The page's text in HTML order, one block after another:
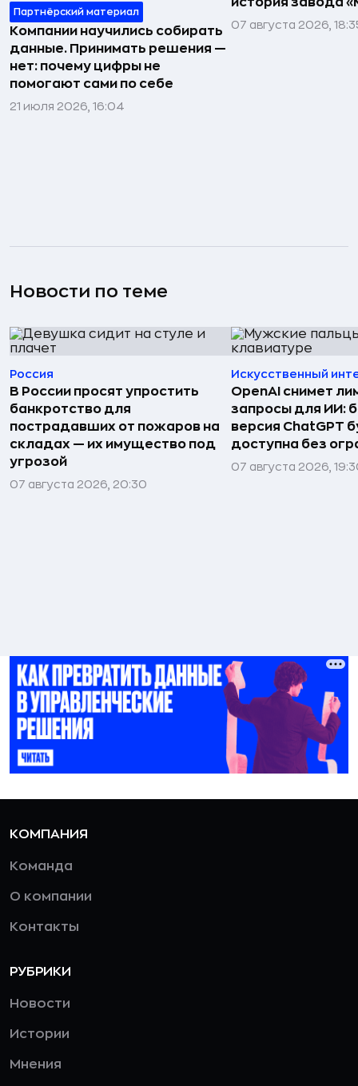
Партнёрский материал
Компании научились собирать
данные. Принимать решения —
нет: почему цифры не
помогают сами по себе
21 июля 2026, 16:04
07 августа 2026,
Новости по теме
Россия
В России просят упростить
банкротство для
пострадавших от пожаров на
складах — их имущество под
угрозой
07 августа 2026, 20:30
Искусственный
OpenAI снимет
запросы для ИИ:
версия ChatGPT
доступна без
07 августа 2026,
КОМПАНИЯ
Команда
О компании
Контакты
РУБРИКИ
Новости
Истории
Мнения